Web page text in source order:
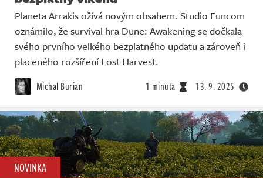
Planeta Arrakis ožívá novým obsahem. Studio Funcom
oznámilo, že survival hra Dune: Awakening se dočkala
svého prvního velkého bezplatného updatu a zároveň i
placeného rozšíření Lost Harvest.
Michal Burian 1 minuta 13. 9. 2025
NOVINKA